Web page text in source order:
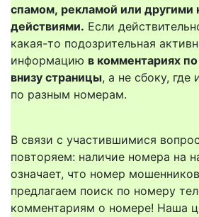
спамом, рекламой или другими
действиями. Если
какая-то подозрительная
информацию в комментариях
внизу страницы, а не сбоку,
по разным номерам.
В связи с участившимися
повторяем: наличие номера на
означает, что номер
предлагаем поиск по номеру
комментариям о номере! Наша